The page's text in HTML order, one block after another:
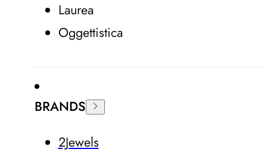
Laurea
Oggettistica
BRANDS
2Jewels